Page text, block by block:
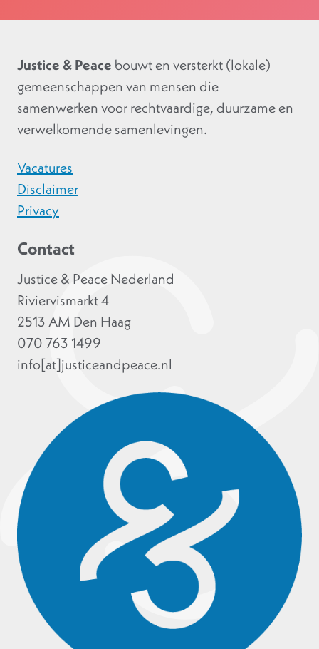
Justice & Peace bouwt en versterkt (lokale)
gemeenschappen van mensen die
samenwerken voor rechtvaardige, duurzame en
verwelkomende samenlevingen.
Vacatures
Disclaimer
Privacy
Contact
Justice & Peace Nederland
Riviervismarkt 4
2513 AM Den Haag
070 763 1499
info[at]justiceandpeace.nl